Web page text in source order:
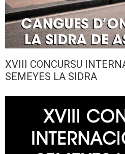
XVIII CONCURSU
SEMEYES LA SIDRA